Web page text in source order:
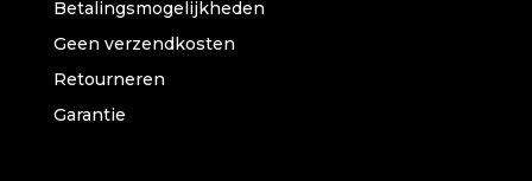
Betalingsmogelijkheden
Geen verzendkosten
Retourneren
Garantie